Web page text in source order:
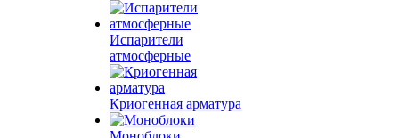
Испарители
атмосферные
Криогенная арматура